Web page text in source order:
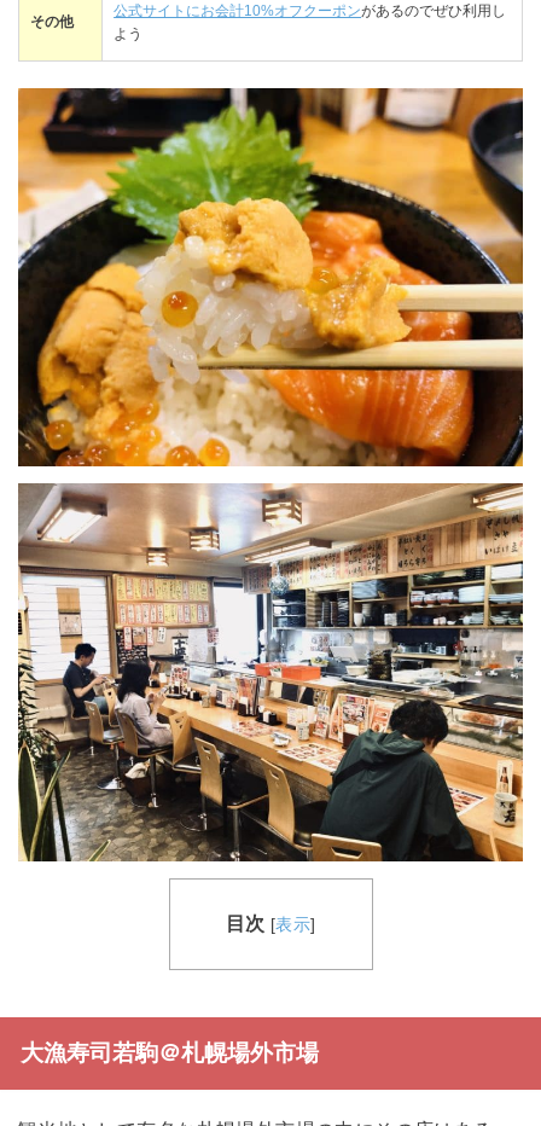
その他
公式サイトにお会計10%オフクーポンがあるのでぜひ利用し
よう
目次 [表示]
大漁寿司若駒＠札幌場外市場